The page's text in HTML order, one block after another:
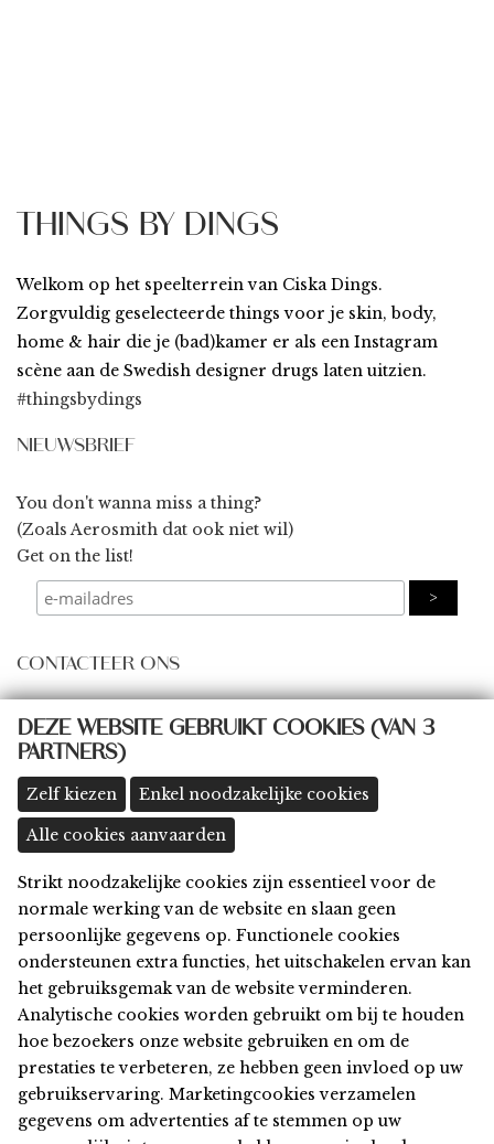
DEZE WEBSITE GEBRUIKT COOKIES (VAN 3
PARTNERS)
Zelf kiezen Enkel noodzakelijke cookies
Alle cookies aanvaarden
Strikt noodzakelijke cookies zijn essentieel voor de
normale werking van de website en slaan geen
persoonlijke gegevens op. Functionele cookies
ondersteunen extra functies, het uitschakelen ervan kan
het gebruiksgemak van de website verminderen.
Analytische cookies worden gebruikt om bij te houden
hoe bezoekers onze website gebruiken en om de
prestaties te verbeteren, ze hebben geen invloed op uw
gebruikservaring. Marketingcookies verzamelen
gegevens om advertenties af te stemmen op uw
THINGS BY DINGS
Welkom op het speelterrein van Ciska Dings.
Zorgvuldig geselecteerde things voor je skin, body,
home & hair die je (bad)kamer er als een Instagram
scène aan de Swedish designer drugs laten uitzien.
#thingsbydings
NIEUWSBRIEF
You don't wanna miss a thing?
(Zoals Aerosmith dat ook niet wil)
Get on the list!
CONTACTEER ONS
some@thingsbydings.com
@thingsbydings
shop: Klein Boom 8A, 2580 Putte(meer details >>)
Home
Shop
Privacy
Algemene Voorwaarden
Disclaimer
Cookies
Contact
© 2026 things by Dings
Webdesign & development by Servico